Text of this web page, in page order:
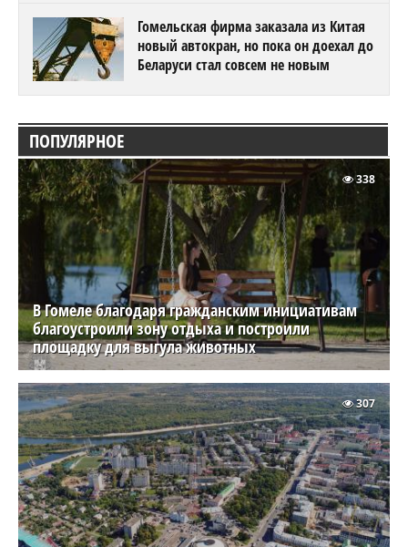
Гомельская фирма заказала из Китая
новый автокран, но пока он доехал до
Беларуси стал совсем не новым
ПОПУЛЯРНОЕ
В Гомеле благодаря гражданским инициативам
благоустроили зону отдыха и построили
площадку для выгула животных
338
307